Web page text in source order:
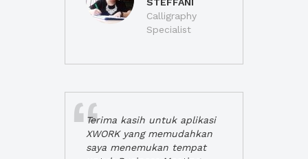
Calligraphy
Specialist
Terima kasih untuk aplikasi
XWORK yang memudahkan
saya menemukan tempat